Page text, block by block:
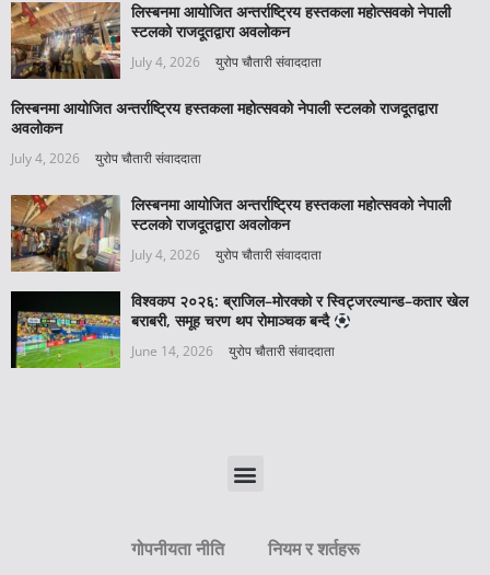
लिस्बनमा आयोजित अन्तर्राष्ट्रिय हस्तकला महोत्सवको नेपाली
स्टलको राजदूतद्वारा अवलोकन
July 4, 2026 युरोप चौतारी संवाददाता
लिस्बनमा आयोजित अन्तर्राष्ट्रिय हस्तकला महोत्सवको नेपाली स्टलको राजदूतद्वारा
अवलोकन
July 4, 2026 युरोप चौतारी संवाददाता
लिस्बनमा आयोजित अन्तर्राष्ट्रिय हस्तकला महोत्सवको नेपाली
स्टलको राजदूतद्वारा अवलोकन
July 4, 2026 युरोप चौतारी संवाददाता
विश्वकप २०२६: ब्राजिल–मोरक्को र स्विट्जरल्यान्ड–कतार खेल
बराबरी, समूह चरण थप रोमाञ्चक बन्दै
June 14, 2026 युरोप चौतारी संवाददाता
गोपनीयता नीति नियम र शर्तहरू